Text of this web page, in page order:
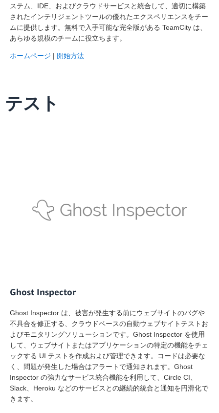
ステム、IDE、およびクラウドサービスと統合して、適切に構築
されたインテリジェントツールの優れたエクスペリエンスをチー
ムに提供します。無料で入手可能な完全版がある TeamCity は、
あらゆる規模のチームに役立ちます。
ホームページ | 開始方法
テスト
Ghost Inspector
Ghost Inspector は、被害が発生する前にウェブサイトのバグや
不具合を修正する、クラウドベースの自動ウェブサイトテストお
よびモニタリングソリューションです。Ghost Inspector を使用
して、ウェブサイトまたはアプリケーションの特定の機能をチェ
ックする UI テストを作成および管理できます。コードは必要な
く、問題が発生した場合はアラートで通知されます。Ghost
Inspector の強力なサービス統合機能を利用して、Circle CI、
Slack、Heroku などのサービスとの継続的統合と通知を円滑化で
きます。